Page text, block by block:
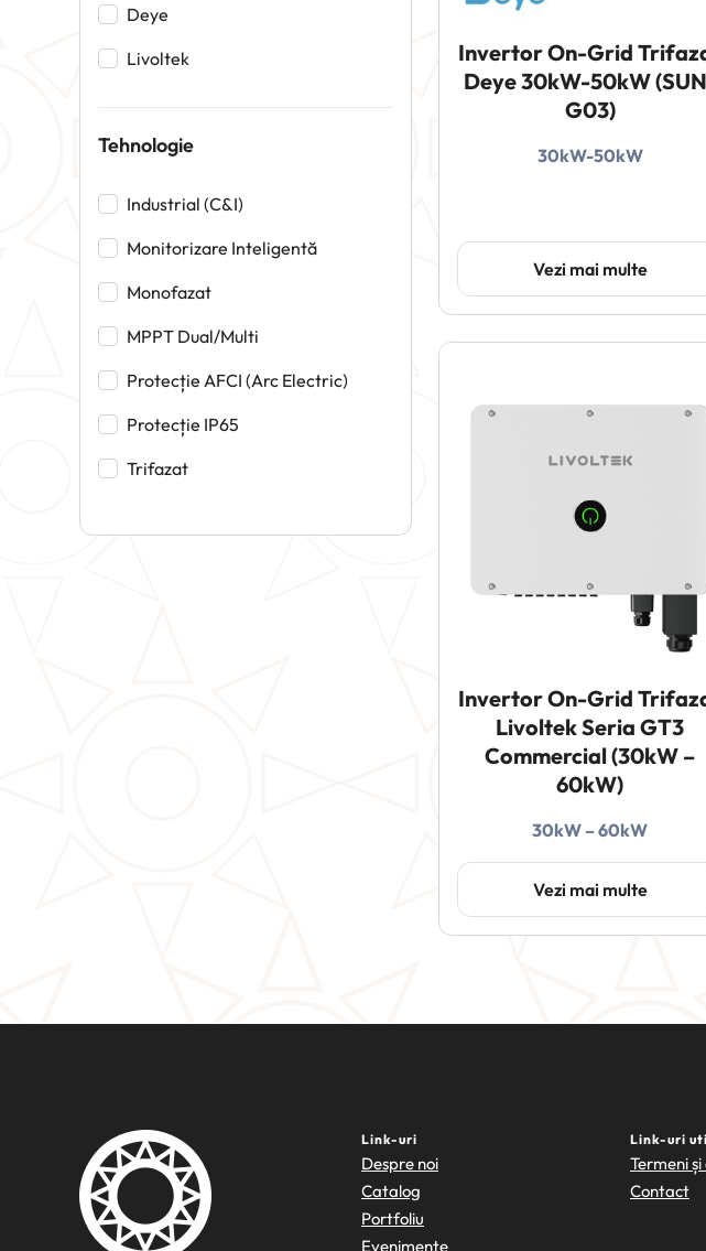
Deye
Livoltek
Tehnologie
Industrial (C&I)
Monitorizare Inteligentă
Monofazat
MPPT Dual/Multi
Protecție AFCI (Arc Electric)
Protecție IP65
Trifazat
Invertor On-Grid
Deye 30kW-50kW
G03)
30kW-50kW
Vezi mai multe
Invertor On-Grid
Livoltek Seria GT3
Commercial (30kW –
60kW)
30kW – 60kW
Vezi mai multe
Link-uri
Despre noi
Catalog
Portfoliu
Evenimente
Link-uri
Termeni
Contact